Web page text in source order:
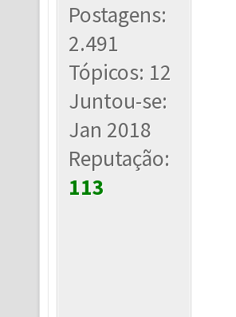
Postagens:
2.491
Tópicos: 12
Juntou-se:
Jan 2018
Reputação:
113